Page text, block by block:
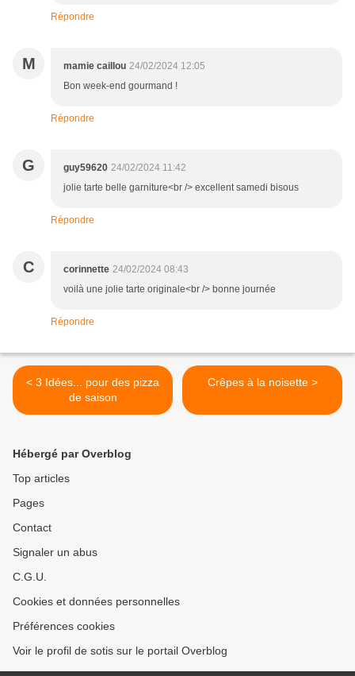
Répondre
M mamie caillou 24/02/2024 12:05
Bon week-end gourmand !
Répondre
G guy59620 24/02/2024 11:42
jolie tarte belle garniture<br /> excellent samedi bisous
Répondre
C corinnette 24/02/2024 08:43
voilà une jolie tarte originale<br /> bonne journée
Répondre
< 3 Idées... pour des pizza
de saison
Crêpes à la noisette >
Hébergé par Overblog
Top articles
Pages
Contact
Signaler un abus
C.G.U.
Cookies et données personnelles
Préférences cookies
Voir le profil de sotis sur le portail Overblog